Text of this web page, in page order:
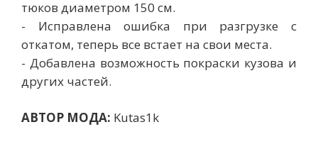
тюков диаметром 150 см.
- Исправлена ​​ошибка при разгрузке с
откатом, теперь все встает на свои места.
- Добавлена ​​возможность покраски кузова и
других частей.
АВТОР МОДА: Kutas1k